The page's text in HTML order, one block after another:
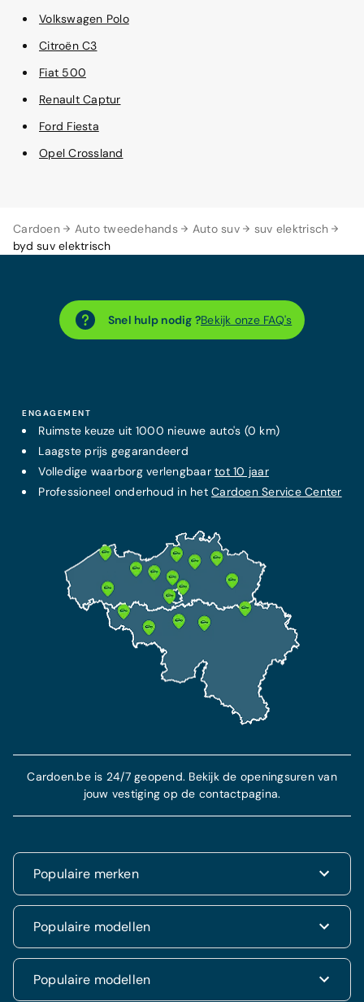
Cardoen Auto tweedehands Auto suv
suv elektrisch
byd suv elektrisch
Volkswagen Polo
Citroën C3
Fiat 500
Renault Captur
Ford Fiesta
Opel Crossland
Snel hulp nodig ?Bekijk onze FAQ's
ENGAGEMENT
Ruimste keuze uit 1000 nieuwe auto's (0 km)
Laagste prijs gegarandeerd
Volledige waarborg verlengbaartot 10 jaar
Professioneel onderhoud in hetCardoen Service Center
Populaire merken
Renault
Dacia
Volkswagen
Populaire modellen
Renault Clio
Populaire modellen
Cardoen.be is 24/7 geopend. Bekijk de openingsuren van
jouw vestiging op de contactpagina.